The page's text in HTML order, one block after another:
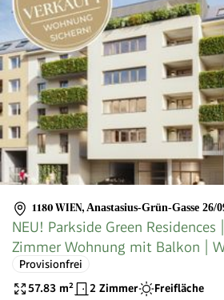
1180 WIEN, Anastasius-Grün-Gasse 26/
NEU! Parkside Green Residences
Zimmer Wohnung mit Balkon |
am Park
Provisionfrei
57.83 m² 2 Zimmer Freifläche